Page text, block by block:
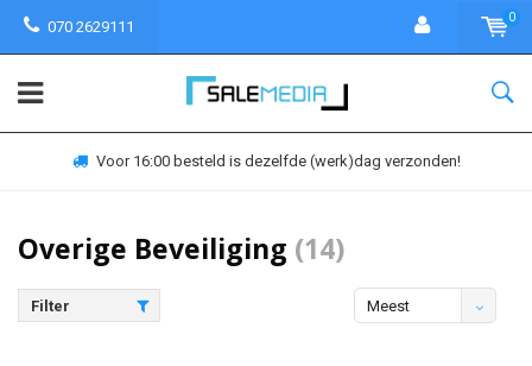
070 2629111
0
Voor 16:00 besteld is dezelfde (werk)dag verzonden!
Overige Beveiliging (14)
Filter
Meest